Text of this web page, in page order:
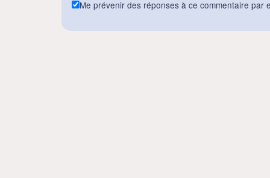
Me prévenir des réponses à ce commentaire par